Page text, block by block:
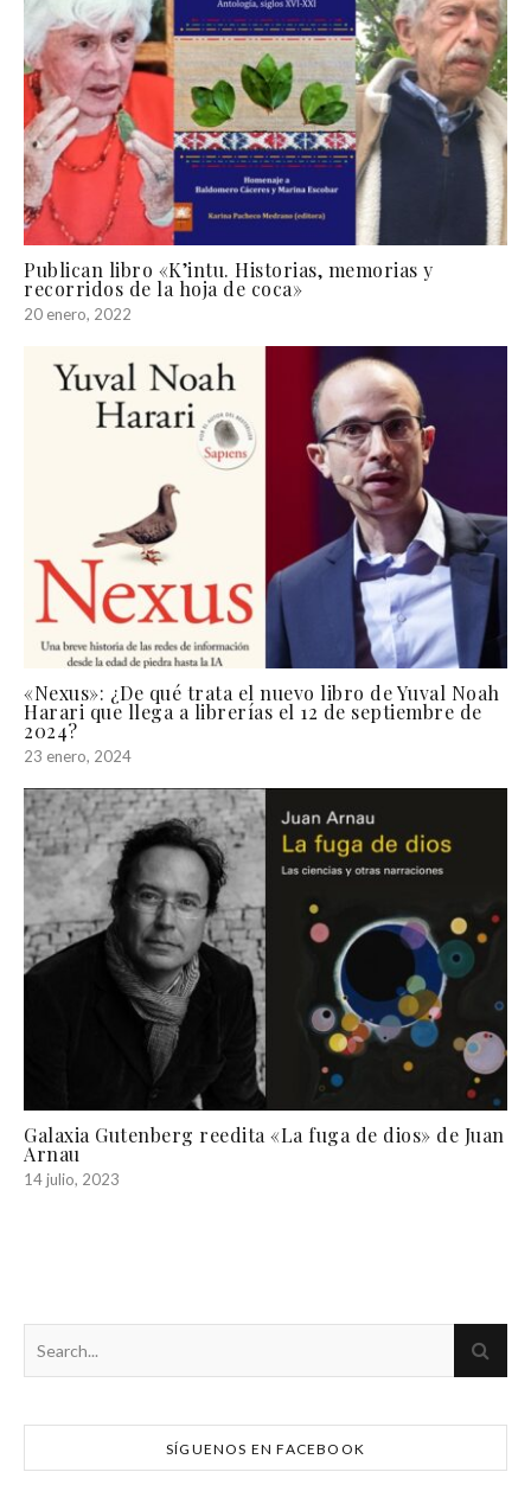
Publican libro «K’intu. Historias, memorias y
recorridos de la hoja de coca»
20 enero, 2022
«Nexus»: ¿De qué trata el nuevo libro de Yuval Noah
Harari que llega a librerías el 12 de septiembre de
2024?
23 enero, 2024
Galaxia Gutenberg reedita «La fuga de dios» de Juan
Arnau
14 julio, 2023
SÍGUENOS EN FACEBOOK